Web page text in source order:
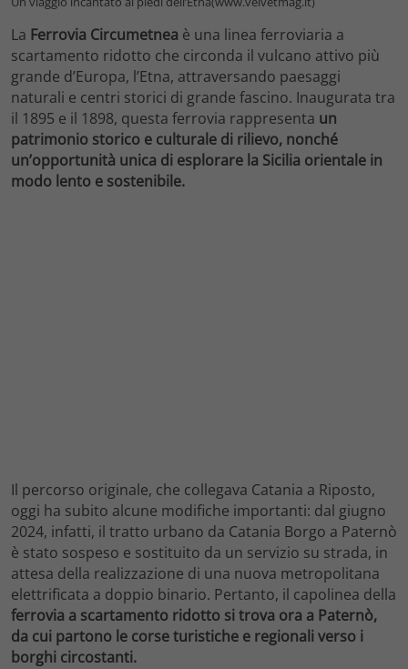
La Ferrovia Circumetnea è una linea ferroviaria a
scartamento ridotto che circonda il vulcano attivo più
grande d’Europa, l’Etna, attraversando paesaggi
naturali e centri storici di grande fascino. Inaugurata tra
il 1895 e il 1898, questa ferrovia rappresenta un
patrimonio storico e culturale di rilievo, nonché
un’opportunità unica di esplorare la Sicilia orientale in
modo lento e sostenibile.
Il percorso originale, che collegava Catania a Riposto,
oggi ha subito alcune modifiche importanti: dal giugno
2024, infatti, il tratto urbano da Catania Borgo a Paternò
è stato sospeso e sostituito da un servizio su strada, in
attesa della realizzazione di una nuova metropolitana
elettrificata a doppio binario. Pertanto, il capolinea della
ferrovia a scartamento ridotto si trova ora a Paternò,
da cui partono le corse turistiche e regionali verso i
borghi circostanti.